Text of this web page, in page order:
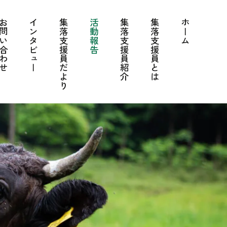
ホーム
集落支援員とは
集落支援員紹介
活動報告
集落支援員だより
インタビュー
わせ